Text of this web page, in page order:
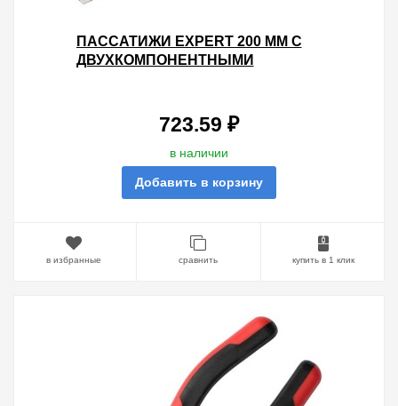
ПАССАТИЖИ EXPERT 200 ММ С
ДВУХКОМПОНЕНТНЫМИ
723.59 ₽
в наличии
Добавить в корзину
в избранные сравнить купить в 1 клик